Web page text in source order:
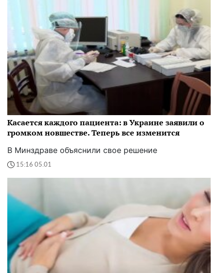
Касается каждого пациента: в Украине заявили о
громком новшестве. Теперь все изменится
В Минздраве объяснили свое решение
15:16 05.01